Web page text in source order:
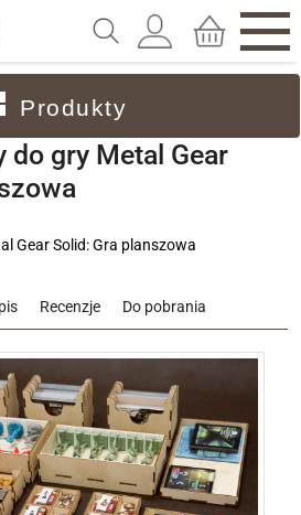
Produkty
do gry Metal Gear
Gear Solid: Gra planszowa
Recenzje Do pobrania